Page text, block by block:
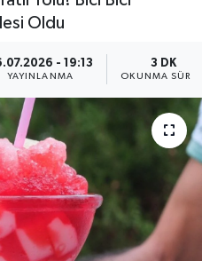
Oldu
- 19:13
YAYINLANMA
3 DK
OKUNMA